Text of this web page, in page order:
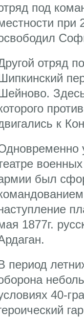
под
при
отряд
к
был
1877г.
период
40-